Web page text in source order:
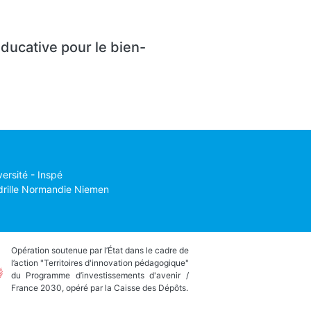
pour le bien-
- Inspé
Normandie Niemen
Opération soutenue par l’État dans le cadre de
l’action "Territoires d'innovation pédagogique"
du Programme d’investissements d'avenir /
France 2030, opéré par la Caisse des Dépôts.